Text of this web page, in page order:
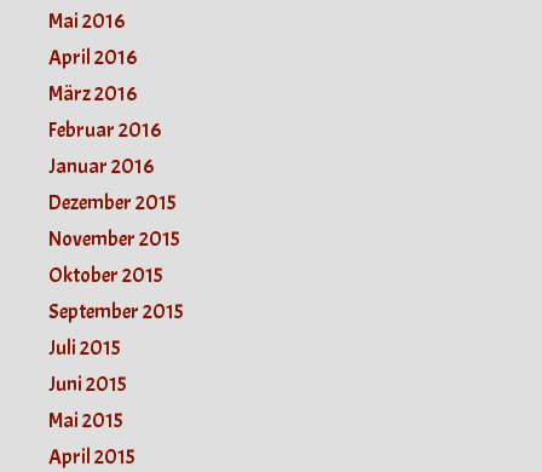
Mai 2016
April 2016
März 2016
Februar 2016
Januar 2016
Dezember 2015
November 2015
Oktober 2015
September 2015
Juli 2015
Juni 2015
Mai 2015
April 2015